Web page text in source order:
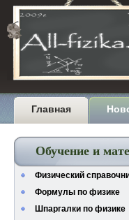
Главная
Обучение и
Физический
Формулы по физике
Шпаргалки по физике